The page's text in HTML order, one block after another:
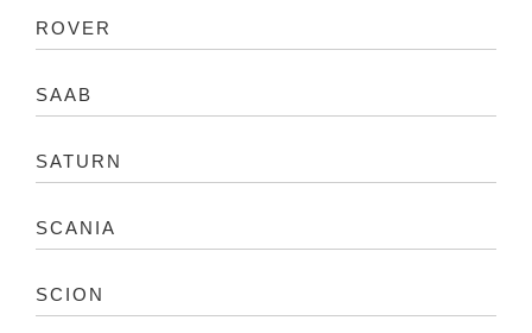
ROVER
SAAB
SATURN
SCANIA
SCION